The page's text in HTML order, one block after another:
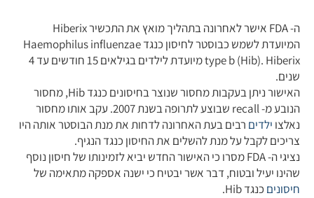
ה- FDA אישר לאחרונה בתהליך מואץ את התכשיר Hiberix
המיועדת לשמש כבוסטר לחיסון כנגד Haemophilus influenzae
type b (Hib). Hiberix מיועדת לילדים בגילאים 15 חודשים עד 4
שנים.
האישור ניתן בעקבות מחסור שנוצר בחיסונים כנגד Hib, מחסור
הנובע מ- recall שבוצע לתרופה בשנת 2007. עקב אותו מחסור
נאלצו ילדים רבים בעת האחרונה לדחות את מנת הבוסטר אותה היו
צריכים לקבל על מנת להשלים את החיסון כנגד הנגיף.
נציגי ה- FDA מסרו כי האישור החדש יביא לזמינותו של חיסון נוסף
שהינו יעיל ובטוח, דבר אשר יבטיח כי ישנה אספקה מתאימה של
חיסונים כנגד Hib.